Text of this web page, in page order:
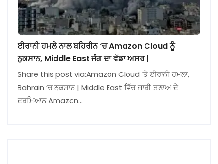
ਈਰਾਨੀ ਹਮਲੇ ਨਾਲ ਬਹਿਰੀਨ ‘ਚ Amazon Cloud ਨੂੰ
ਨੁਕਸਾਨ, Middle East ਜੰਗ ਦਾ ਵੱਡਾ ਅਸਰ |
Share this post via:Amazon Cloud ‘ਤੇ ਈਰਾਨੀ ਹਮਲਾ,
Bahrain ‘ਚ ਨੁਕਸਾਨ | Middle East ਵਿੱਚ ਜਾਰੀ ਤਣਾਅ ਦੇ
ਦਰਮਿਆਨ Amazon…